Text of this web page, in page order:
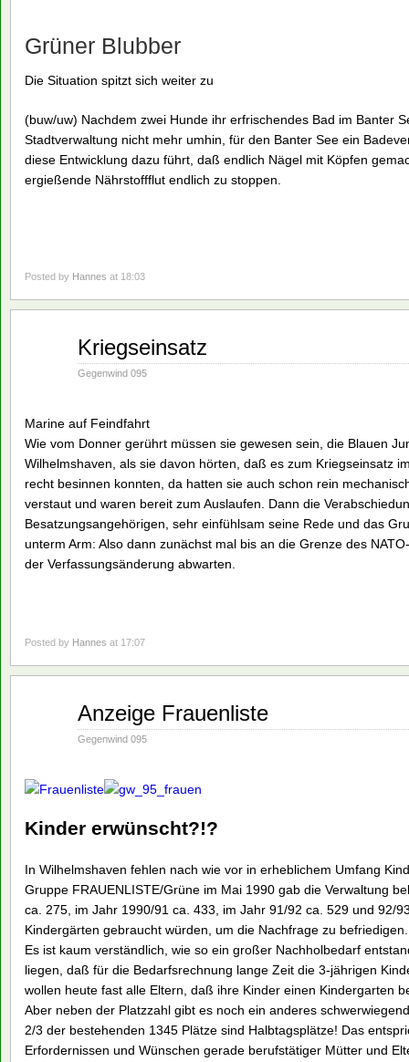
Grüner Blubber
Die Situation spitzt sich weiter zu
(buw/uw) Nachdem zwei Hunde ihr erfrischendes Bad im Banter
Stadtverwaltung nicht mehr umhin, für den Banter See ein
diese Entwicklung dazu führt, daß endlich Nägel mit Köpfen
ergießende Nährstoffflut endlich zu stoppen.
Posted by Hannes at 18:03
Kriegseinsatz
Gegenwind 095
Marine auf Feindfahrt
Wie vom Donner gerührt müssen sie gewesen sein, die Blauen
Wilhelmshaven, als sie davon hörten, daß es zum Kriegseinsatz
recht besinnen konnten, da hatten sie auch schon rein
verstaut und waren bereit zum Auslaufen. Dann die
Besatzungsangehörigen, sehr einfühlsam seine Rede und das
unterm Arm: Also dann zunächst mal bis an die Grenze des
der Verfassungsänderung abwarten.
Posted by Hannes at 17:07
Anzeige Frauenliste
Gegenwind 095
Kinder erwünscht?!?
In Wilhelmshaven fehlen nach wie vor in erheblichem Umfang
Gruppe FRAUENLISTE/Grüne im Mai 1990 gab die Verwaltung
ca. 275, im Jahr 1990/91 ca. 433, im Jahr 91/92 ca. 529 und 92/
Kindergärten gebraucht würden, um die Nachfrage zu befriedigen.
Es ist kaum verständlich, wie so ein großer Nachholbedarf
liegen, daß für die Bedarfsrechnung lange Zeit die 3-jährigen
wollen heute fast alle Eltern, daß ihre Kinder einen Kindergarten
Aber neben der Platzzahl gibt es noch ein anderes
2/3 der bestehenden 1345 Plätze sind Halbtagsplätze! Das
Erfordernissen und Wünschen gerade berufstätiger Mütter und